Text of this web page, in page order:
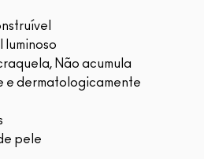
luminoso
Não acumula
e dermatologicamente
pele